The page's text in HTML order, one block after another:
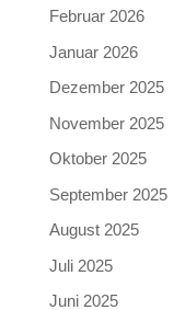
Februar 2026
Januar 2026
Dezember 2025
November 2025
Oktober 2025
September 2025
August 2025
Juli 2025
Juni 2025